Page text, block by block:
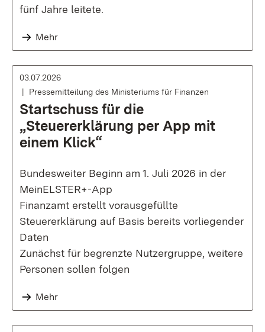
fünf Jahre leitete.
Mehr
03.07.2026
Pressemitteilung des Ministeriums für Finanzen
Startschuss für die
„Steuererklärung per App mit
einem Klick“
Bundesweiter Beginn am 1. Juli 2026 in der
MeinELSTER+-App
Finanzamt erstellt vorausgefüllte
Steuererklärung auf Basis bereits vorliegender
Daten
Zunächst für begrenzte Nutzergruppe, weitere
Personen sollen folgen
Mehr